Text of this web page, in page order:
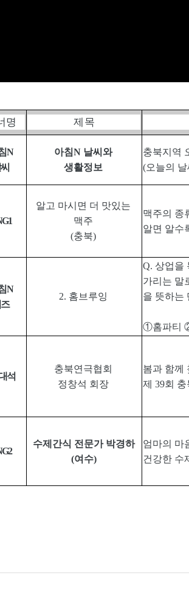
명 제 목
N
아침N 날씨와
생활정보
충북지역
(오늘의
알고 마시면 더 맛있는
맥주
(충북)
맥주의 종
알면 알수
N
2. 홈브루잉
Q. 상업을
가리는 말
을 뜻하는
①홈파티
석
충북연극협회
정창석 회장
봄과 함께
제39회
수제간식 전문가 박경하
(여수)
엄마의 마
건강한 수